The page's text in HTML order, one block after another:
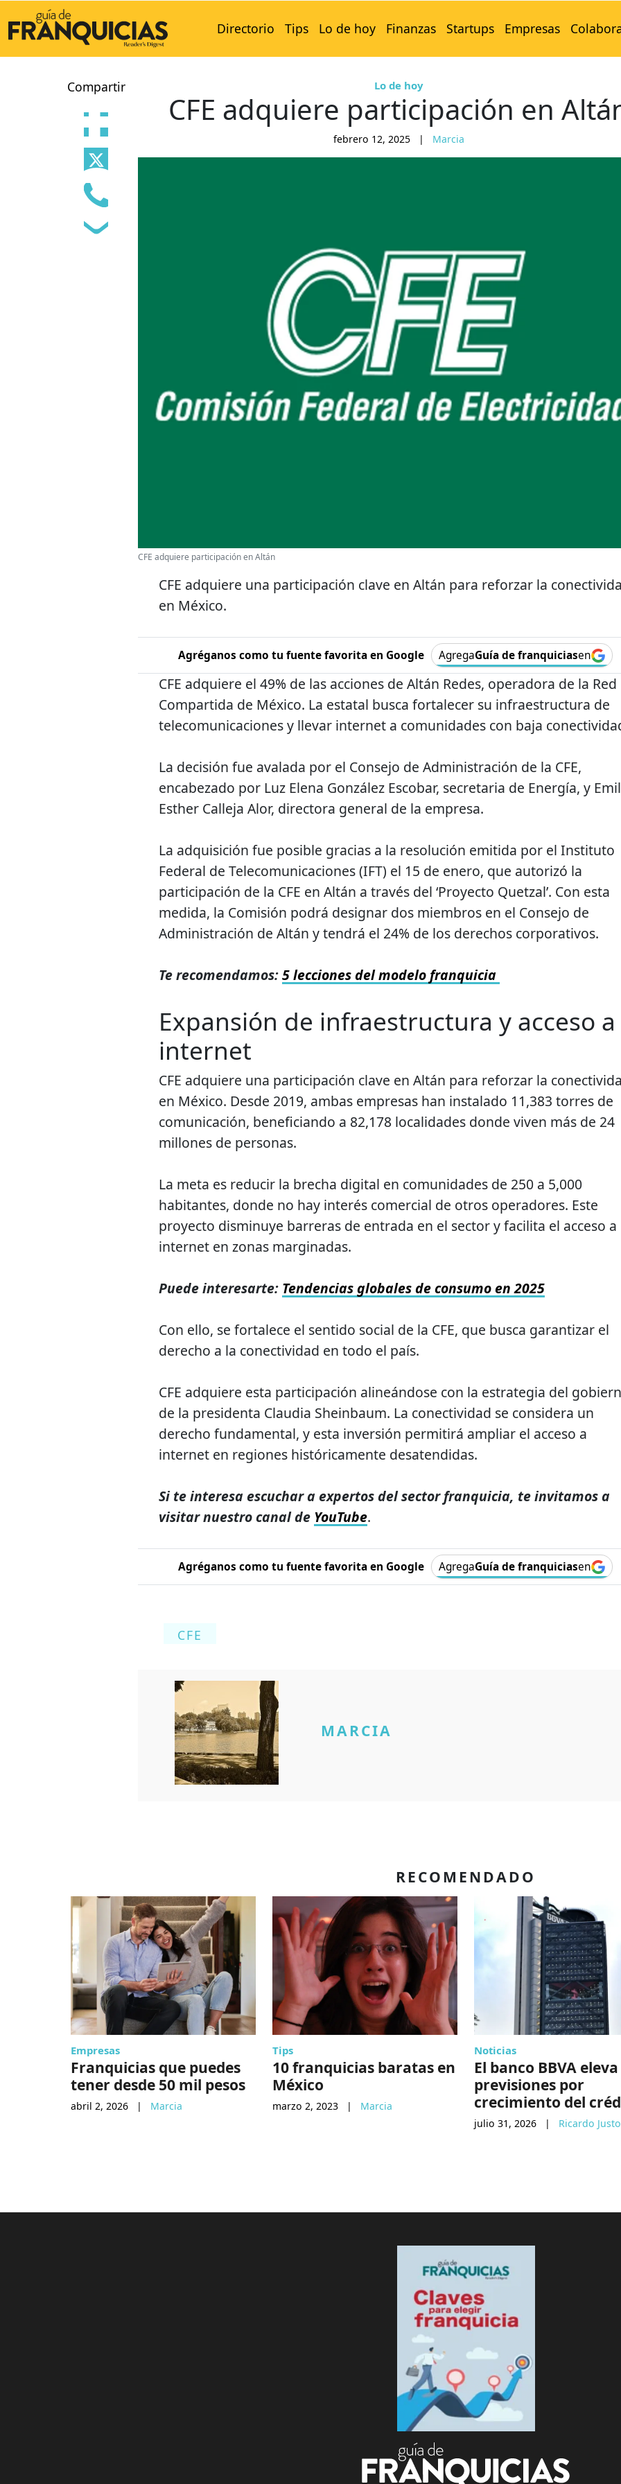
Directorio Tips Lo de hoy Finanzas Startups Empresas
Compartir Lo de hoy
CFE adquiere participación en
febrero 12, 2025 | Marcia
CFE adquiere participación en Altán
CFE adquiere una participación clave en Altán para reforzar la
en México.
Agréganos como tu fuente favorita en Google AgregaGuía de franquiciasen
CFE adquiere el 49% de las acciones de Altán Redes, operadora de la Red
Compartida de México. La estatal busca fortalecer su infraestructura de
telecomunicaciones y llevar internet a comunidades con baja
La decisión fue avalada por el Consejo de Administración de la CFE,
encabezado por Luz Elena González Escobar, secretaria de Energía, y
Esther Calleja Alor, directora general de la empresa.
La adquisición fue posible gracias a la resolución emitida por el Instituto
Federal de Telecomunicaciones (IFT) el 15 de enero, que autorizó la
participación de la CFE en Altán a través del ‘Proyecto Quetzal’. Con esta
medida, la Comisión podrá designar dos miembros en el Consejo de
Administración de Altán y tendrá el 24% de los derechos corporativos.
Te recomendamos:5 lecciones del modelo franquicia
Expansión de infraestructura y acceso a
internet
CFE adquiere una participación clave en Altán para reforzar la
en México. Desde 2019, ambas empresas han instalado 11,383 torres de
comunicación, beneficiando a 82,178 localidades donde viven más de 24
millones de personas.
La meta es reducir la brecha digital en comunidades de 250 a 5,000
habitantes, donde no hay interés comercial de otros operadores. Este
proyecto disminuye barreras de entrada en el sector y facilita el acceso a
internet en zonas marginadas.
Puede interesarte: Tendencias globales de consumo en 2025
Con ello, se fortalece el sentido social de la CFE, que busca garantizar el
derecho a la conectividad en todo el país.
CFE adquiere esta participación alineándose con la estrategia del
de la presidenta Claudia Sheinbaum. La conectividad se considera un
derecho fundamental, y esta inversión permitirá ampliar el acceso a
internet en regiones históricamente desatendidas.
Si te interesa escuchar a expertos del sector franquicia, te invitamos a
visitar nuestro canal de YouTube.
Agréganos como tu fuente favorita en Google AgregaGuía de franquiciasen
CFE
MARCIA
RECOMENDADO
Empresas
Franquicias que puedes
tener desde 50 mil pesos
abril 2, 2026 | Marcia
Tips
10 franquicias baratas en
México
marzo 2, 2023 | Marcia
Noticias
El banco BBVA eleva
previsiones por
crecimiento del
julio 31, 2026 | Ricardo Justo